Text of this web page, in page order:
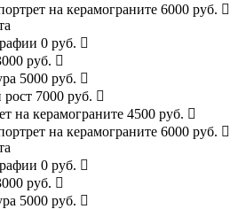
на керамограните 6000 руб.
0 руб.
руб.
5000 руб.
7000 руб.
на керамограните 4500 руб.
на керамограните 6000 руб.
0 руб.
руб.
5000 руб.